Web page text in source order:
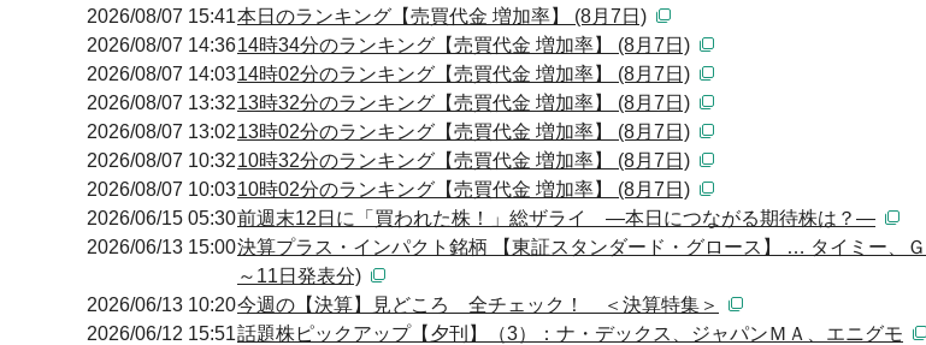
2026/08/07 15:41本日のランキング【売買代金 増加率】 (8月7日)
2026/08/07 14:3614時34分のランキング【売買代金 増加率】 (8月7日)
2026/08/07 14:0314時02分のランキング【売買代金 増加率】 (8月7日)
2026/08/07 13:3213時32分のランキング【売買代金 増加率】 (8月7日)
2026/08/07 13:0213時02分のランキング【売買代金 増加率】 (8月7日)
2026/08/07 10:3210時32分のランキング【売買代金 増加率】 (8月7日)
2026/08/07 10:0310時02分のランキング【売買代金 増加率】 (8月7日)
2026/06/15 05:30前週末12日に「買われた株！」総ザライ ―本日につながる期待株は？―
2026/06/13 15:00決算プラス・インパクト銘柄 【東証スタンダード・グロース】 … タイミー、
～11日発表分)
2026/06/13 10:20今週の【決算】見どころ 全チェック！ ＜決算特集＞
2026/06/12 15:51話題株ピックアップ【夕刊】（3）：ナ・デックス、ジャパンＭＡ、エニグモ